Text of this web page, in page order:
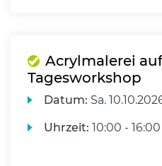
Acrylmalerei
Tagesworkshop
Datum: Sa.
Uhrzeit: 10:00 -